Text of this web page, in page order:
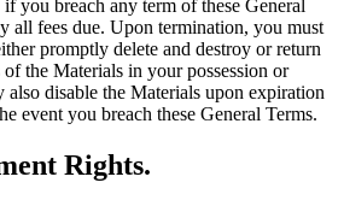
you breach any term of these General
all fees due. Upon termination, you must
promptly delete and destroy or return
the Materials in your possession or
disable the Materials upon expiration
event you breach these General Terms.
Rights.